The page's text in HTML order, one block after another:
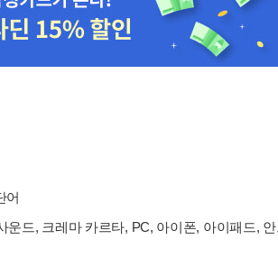
어
운드, 크레마 카르타, PC, 아이폰, 아이패드,